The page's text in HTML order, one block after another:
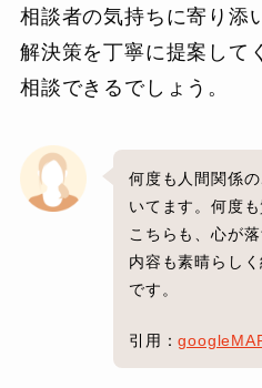
相談者の気持ちに寄り添
解決策を丁寧に提案して
相談できるでしょう。
何度も人間関係
いてます。何度
こちらも、心が
内容も素晴らし
です。
引用：